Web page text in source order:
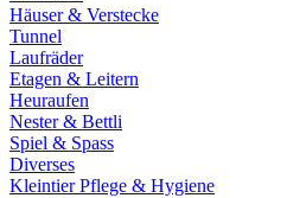
Häuser & Verstecke
Tunnel
Laufräder
Etagen & Leitern
Heuraufen
Nester & Bettli
Spiel & Spass
Diverses
Kleintier Pflege & Hygiene